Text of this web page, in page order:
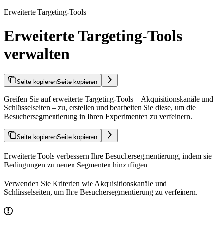
Erweiterte Targeting-Tools
Erweiterte Targeting-Tools
verwalten
Seite kopierenSeite kopieren
Greifen Sie auf erweiterte Targeting-Tools – Akquisitionskanäle und
Schlüsselseiten – zu, erstellen und bearbeiten Sie diese, um die
Besuchersegmentierung in Ihren Experimenten zu verfeinern.
Seite kopierenSeite kopieren
Erweiterte Tools verbessern Ihre Besuchersegmentierung, indem sie
Bedingungen zu neuen Segmenten hinzufügen.
Verwenden Sie Kriterien wie Akquisitionskanäle und
Schlüsselseiten, um Ihre Besuchersegmentierung zu verfeinern.